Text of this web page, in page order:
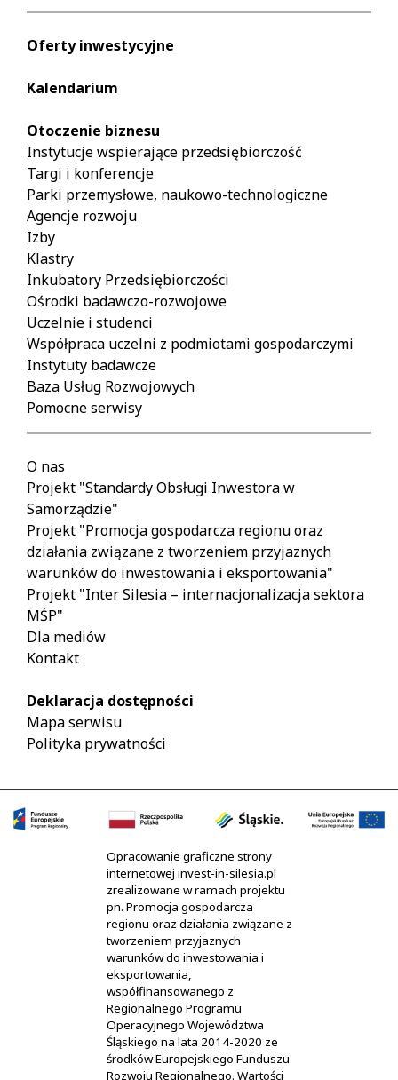
Oferty inwestycyjne
Kalendarium
Otoczenie biznesu
Instytucje wspierające przedsiębiorczość
Targi i konferencje
Parki przemysłowe, naukowo-technologiczne
Agencje rozwoju
Izby
Klastry
Inkubatory Przedsiębiorczości
Ośrodki badawczo-rozwojowe
Uczelnie i studenci
Współpraca uczelni z podmiotami gospodarczymi
Instytuty badawcze
Baza Usług Rozwojowych
Pomocne serwisy
O nas
Projekt "Standardy Obsługi Inwestora w
Samorządzie"
Projekt "Promocja gospodarcza regionu oraz
działania związane z tworzeniem przyjaznych
warunków do inwestowania i eksportowania"
Projekt "Inter Silesia – internacjonalizacja sektora
MŚP"
Dla mediów
Kontakt
Deklaracja dostępności
Mapa serwisu
Polityka prywatności
Opracowanie graficzne strony
internetowej invest-in-silesia.pl
zrealizowane w ramach projektu
pn. Promocja gospodarcza
regionu oraz działania związane z
tworzeniem przyjaznych
warunków do inwestowania i
eksportowania,
współfinansowanego z
Regionalnego Programu
Operacyjnego Województwa
Śląskiego na lata 2014-2020 ze
środków Europejskiego Funduszu
Rozwoju Regionalnego. Wartości